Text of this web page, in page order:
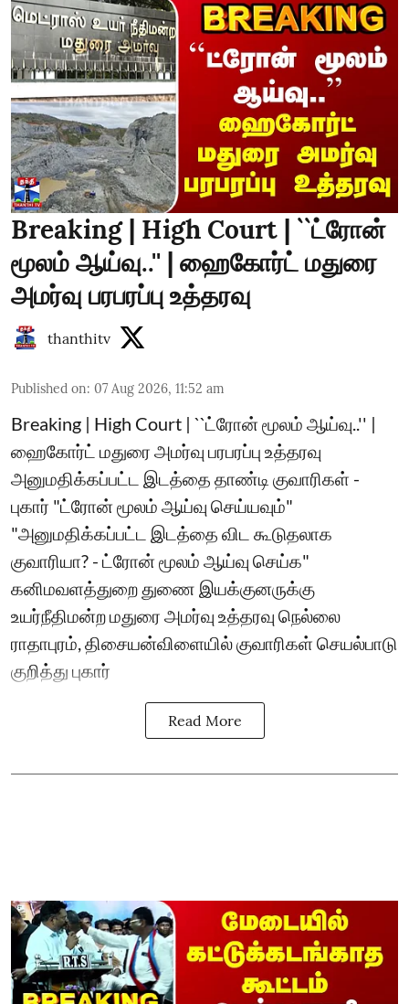
Breaking | High Court | ``ட்ரோன்
மூலம் ஆய்வு..'' | ஹைகோர்ட் மதுரை
அமர்வு பரபரப்பு உத்தரவு
thanthitv
Published on: 07 Aug 2026, 11:52 am
Breaking | High Court | ``ட்ரோன் மூலம் ஆய்வு..'' |
ஹைகோர்ட் மதுரை அமர்வு பரபரப்பு உத்தரவு
அனுமதிக்கப்பட்ட இடத்தை தாண்டி குவாரிகள் -
புகார் "ட்ரோன் மூலம் ஆய்வு செய்யவும்"
"அனுமதிக்கப்பட்ட இடத்தை விட கூடுதலாக
குவாரியா? - ட்ரோன் மூலம் ஆய்வு செய்க"
கனிமவளத்துறை துணை இயக்குனருக்கு
உயர்நீதிமன்ற மதுரை அமர்வு உத்தரவு நெல்லை
ராதாபுரம், திசையன்விளையில் குவாரிகள் செயல்பாடு
குறித்து புகார்
Read More